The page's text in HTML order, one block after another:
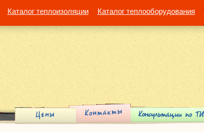
Каталог теплоизоляции Каталог теплооборудования